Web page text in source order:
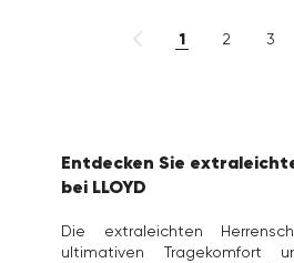
1 2 3
Entdecken Sie
bei LLOYD
Die extraleichten
ultimativen Tragekomfort